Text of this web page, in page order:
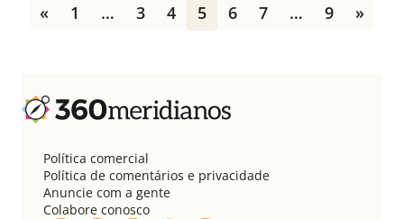
a
ç
« 1 … 3 4 5 6 7 … 9 »
Política comercial
Política de comentários e privacidade
Anuncie com a gente
Colabore conosco